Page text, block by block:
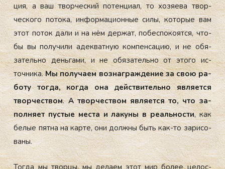
ция, а ваш твор­ческий по­тен­ци­ал, то хо­зя­ева твор­
ческо­го по­тока, ин­форма­ци­он­ные си­лы, ко­торые вам
этот по­ток да­ли и на нём дер­жат, по­бес­по­ко­ят­ся, что­
бы вы по­лучи­ли адек­ватную ком­пенса­цию, и не обя­
затель­но день­га­ми, и не обя­затель­но от это­го ис­
точни­ка.Мы по­луча­ем воз­награж­де­ние за свою ра­
боту тог­да, ког­да она дей­стви­тель­но яв­ля­ет­ся
твор­чес­твом.А твор­чес­твом яв­ля­ет­ся то, что за­
пол­ня­ет пус­тые мес­та и ла­куны в ре­аль­нос­ти, как
бе­лые пят­на на кар­те, они дол­жны быть как-то за­рисо­
ваны.
Тог­да мы твор­цы, мы де­ла­ем этот мир бо­лее це­лос­